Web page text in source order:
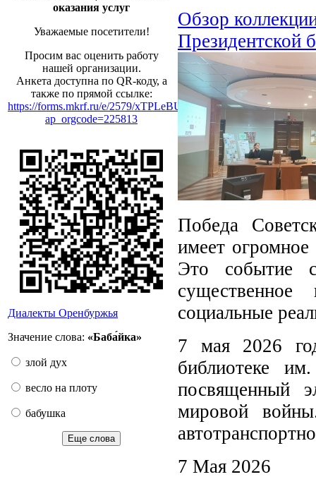
оказания услуг
Уважаемые посетители!
Просим вас оценить работу
нашей организации.
Анкета доступна по QR-коду, а
также по прямой ссылке:
https://forms.mkrf.ru/e/2579/xTPLeBU7/?
ap_orgcode=225813
Диалекты Оренбуржья
Значение слова: «Баба́йка»
злой дух
весло на плоту
бабушка
Еще слова
Обзор
Президентской
Победа
имеет огромное
Это событие
социальные
7 мая 2026
библиотеке
посвященный
мировой
7 Мая 2026